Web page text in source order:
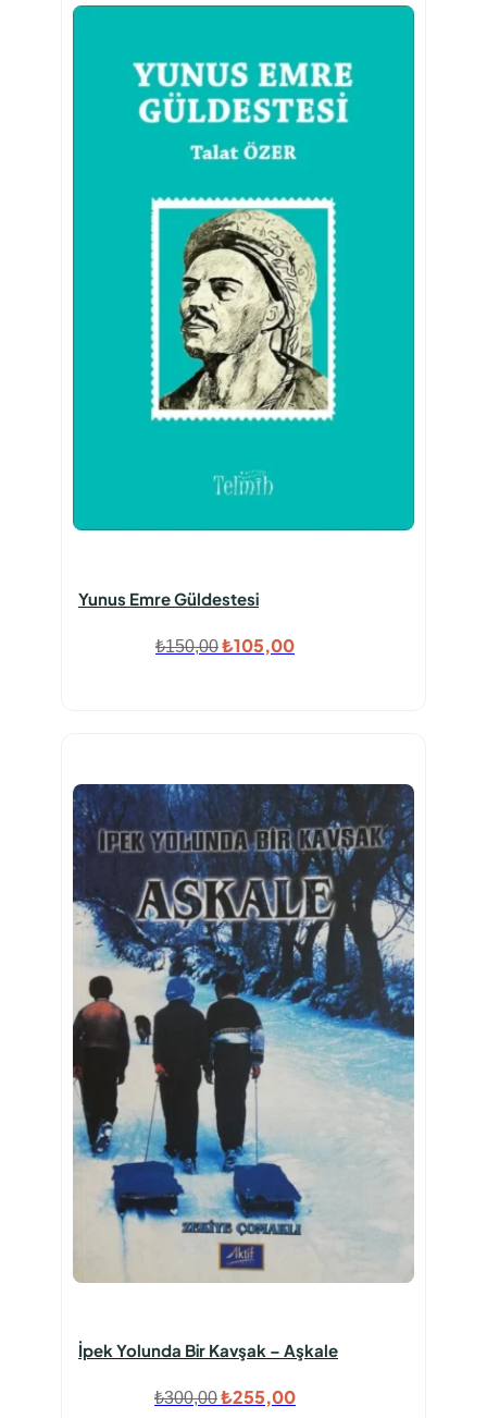
Yunus Emre Güldestesi
₺150,00Orijinal
₺105,00Şu
İpek Yolunda Bir Kavşak – Aşkale
₺300,00Orijinal
₺255,00Şu